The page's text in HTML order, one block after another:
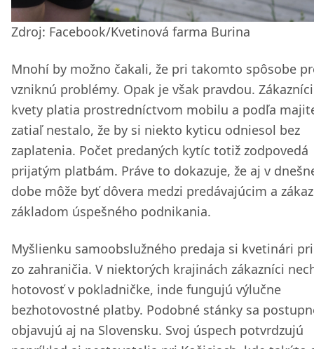
Zdroj: Facebook/Kvetinová farma Burina
Mnohí by možno čakali, že pri takomto spôsobe
vzniknú problémy. Opak je však pravdou.
kvety platia prostredníctvom mobilu a podľa
zatiaľ nestalo, že by si niekto kyticu odniesol bez
zaplatenia. Počet predaných kytíc totiž zodpovedá
prijatým platbám. Práve to dokazuje, že aj v
dobe môže byť dôvera medzi predávajúcim a
základom úspešného podnikania.
Myšlienku samoobslužného predaja si kvetinári
zo zahraničia. V niektorých krajinách zákazníci
hotovosť v pokladničke, inde fungujú výlučne
bezhotovostné platby. Podobné stánky sa
objavujú aj na Slovensku. Svoj úspech potvrdzujú